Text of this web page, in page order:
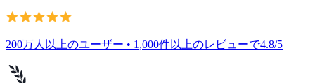
200万人以上のユーザー • 1,000件以上のレビューで4.8/5